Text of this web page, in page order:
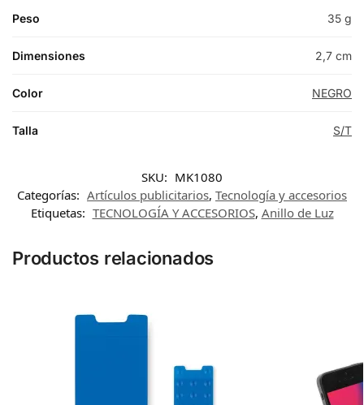
Peso 35 g
Dimensiones 2,7 cm
Color NEGRO
Talla S/T
SKU: MK1080
Categorías: Artículos publicitarios, Tecnología y accesorios
Etiquetas: TECNOLOGÍA Y ACCESORIOS, Anillo de Luz
Productos relacionados